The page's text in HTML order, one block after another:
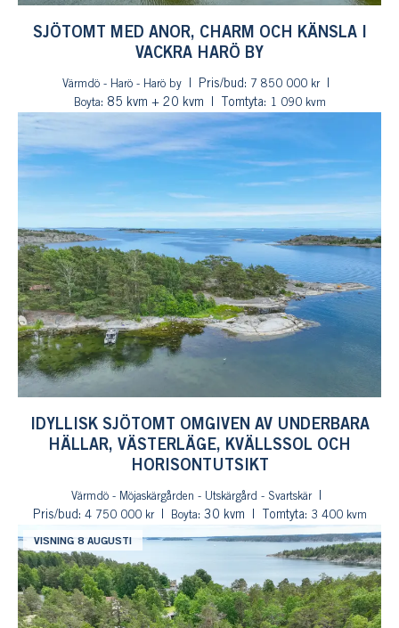
SJÖTOMT MED ANOR, CHARM OCH KÄNSLA I
VACKRA HARÖ BY
Värmdö - Harö - Harö by Pris/bud:
7 850 000 kr
Boyta: 85 kvm + 20 kvm Tomtyta: 1 090 kvm
IDYLLISK SJÖTOMT OMGIVEN AV UNDERBARA
HÄLLAR, VÄSTERLÄGE, KVÄLLSSOL OCH
HORISONTUTSIKT
Värmdö - Möjaskärgården - Utskärgård - Svartskär
Pris/bud: 4 750 000 kr Boyta: 30 kvm Tomtyta: 3 400 kvm
VISNING 8 AUGUSTI